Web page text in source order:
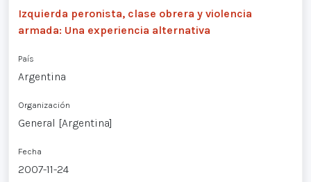
Izquierda peronista, clase obrera y violencia
armada: Una experiencia alternativa
País
Argentina
Organización
General [Argentina]
Fecha
2007-11-24